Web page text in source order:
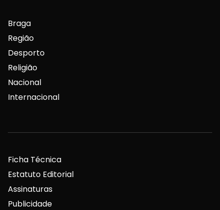
Braga
Região
Desporto
Religião
Nacional
Internacional
Ficha Técnica
Estatuto Editorial
Assinaturas
Publicidade